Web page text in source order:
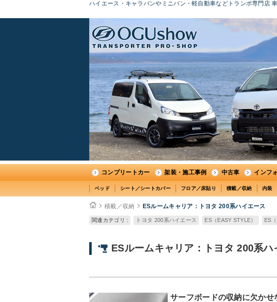
ハイエース・キャラバンやミニバン・軽自動車などトランポ専門店
コンプリートカー 架装・施工事例 中古車 インフ
ベッド シート／シートカバー フロア／床貼り 積載／収納 内装
積載／収納 ESルームキャリア：トヨタ 200系ハイエース
関連カテゴリ : トヨタ 200系ハイエース ES（EASY STYLE） ES
ESルームキャリア：トヨタ 200系ハ
サーフボードの収納に欠か